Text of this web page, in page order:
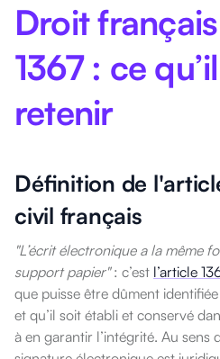
• Une signature scannée
pas du régime de l'article
l'a confirmé dans un arrêt du
Droit
1367 : ce
retenir
Définition de
civil français
"L’écrit électronique a la même
support papier": c’est l’article
que puisse être dûment
et qu’il soit établi et conservé
à en garantir l’intégrité. Au sens